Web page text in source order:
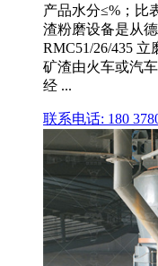
产品水分≤%；比
渣粉磨设备是从
RMC51/26/435
矿渣由火车或汽
经 ...
联系电话: 180